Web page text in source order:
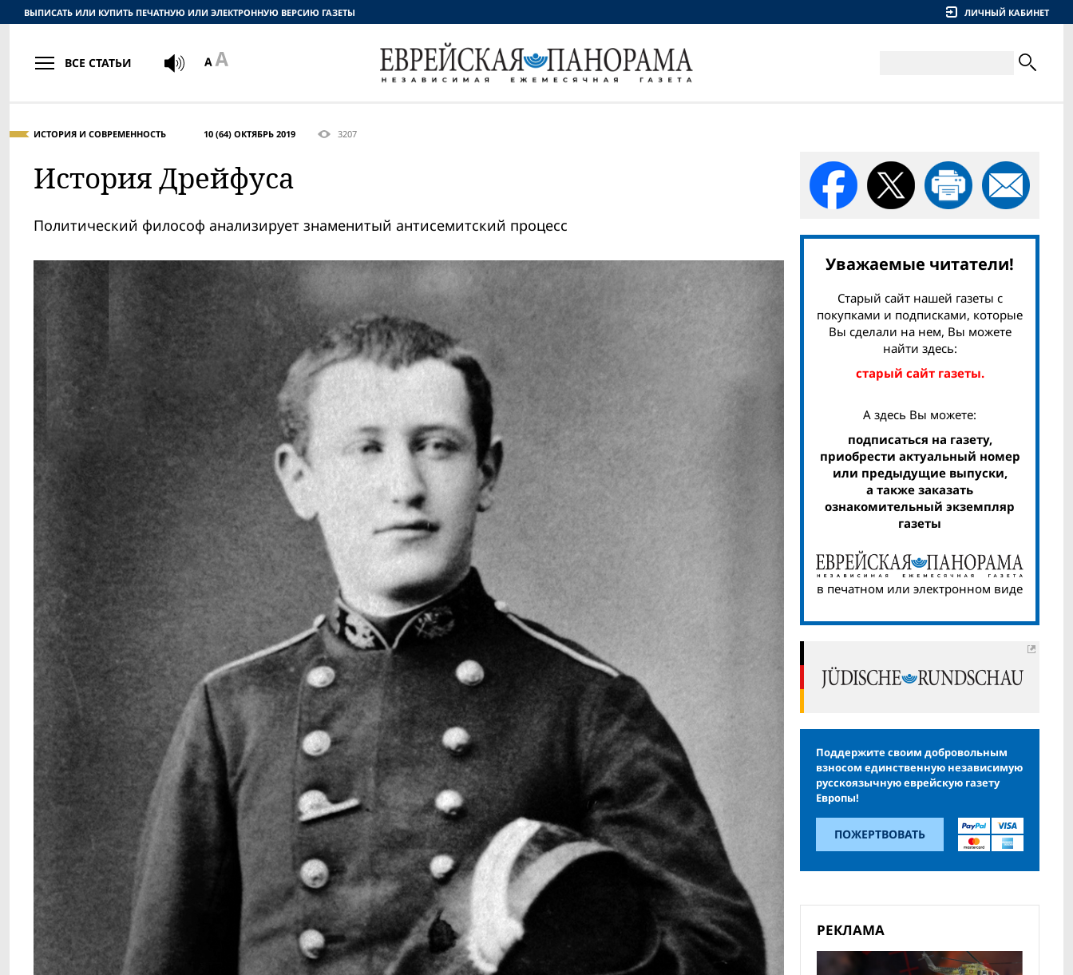
ИСТОРИЯ И СОВРЕМЕННОСТЬ 10 (64) ОКТЯБРЬ 2019 3207
История Дрейфуса
Политический философ анализирует знаменитый антисемитский процесс
Уважаемые читатели!
Старый сайт нашей газеты с
покупками и подписками, которые
Вы сделали на нем, Вы можете
найти здесь:
старый сайт газеты.
А здесь Вы можете:
подписаться на газету,
приобрести актуальный номер
или предыдущие выпуски,
а также заказать
ознакомительный экземпляр
газеты
в печатном или электронном виде
Поддержите своим добровольным
взносом единственную независимую
русскоязычную еврейскую газету
Европы!
ПОЖЕРТВОВАТЬ
РЕКЛАМА
ВЫПИСАТЬ ИЛИ КУПИТЬ ПЕЧАТНУЮ ИЛИ ЭЛЕКТРОННУЮ ВЕРСИЮ ГАЗЕТЫ ЛИЧНЫЙ КАБИНЕТ
ВСЕ СТАТЬИ